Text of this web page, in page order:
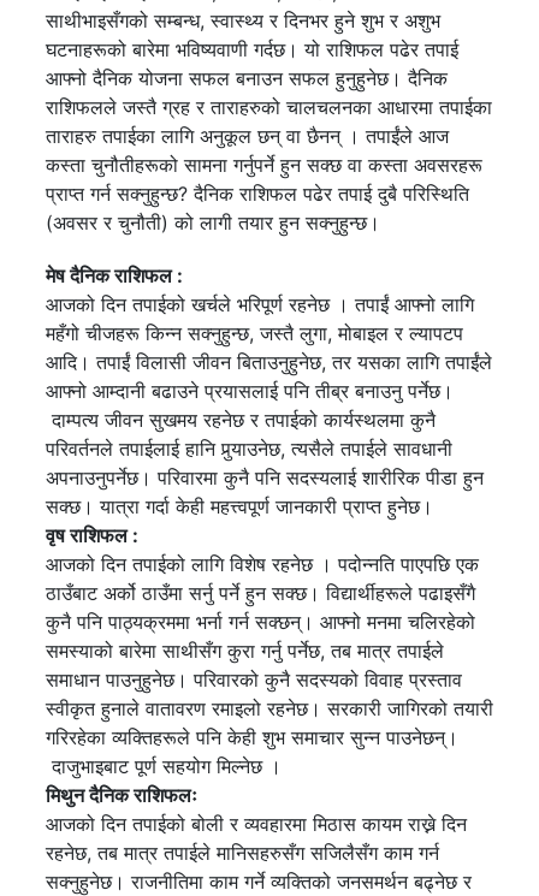
साथीभाइसँगको सम्बन्ध, स्वास्थ्य र दिनभर हुने शुभ र अशुभ
घटनाहरूको बारेमा भविष्यवाणी गर्दछ। यो राशिफल पढेर तपाई
आफ्नो दैनिक योजना सफल बनाउन सफल हुनुहुनेछ। दैनिक
राशिफलले जस्तै ग्रह र ताराहरुको चालचलनका आधारमा तपाईका
ताराहरु तपाईका लागि अनुकूल छन् वा छैनन् । तपाईंले आज
कस्ता चुनौतीहरूको सामना गर्नुपर्ने हुन सक्छ वा कस्ता अवसरहरू
प्राप्त गर्न सक्नुहुन्छ? दैनिक राशिफल पढेर तपाई दुबै परिस्थिति
(अवसर र चुनौती) को लागी तयार हुन सक्नुहुन्छ।
मेष दैनिक राशिफल :
आजको दिन तपाईको खर्चले भरिपूर्ण रहनेछ । तपाईं आफ्नो लागि
महँगो चीजहरू किन्न सक्नुहुन्छ, जस्तै लुगा, मोबाइल र ल्यापटप
आदि। तपाईं विलासी जीवन बिताउनुहुनेछ, तर यसका लागि तपाईंले
आफ्नो आम्दानी बढाउने प्रयासलाई पनि तीब्र बनाउनु पर्नेछ।
दाम्पत्य जीवन सुखमय रहनेछ र तपाईको कार्यस्थलमा कुनै
परिवर्तनले तपाईलाई हानि पुर्‍याउनेछ, त्यसैले तपाईले सावधानी
अपनाउनुपर्नेछ। परिवारमा कुनै पनि सदस्यलाई शारीरिक पीडा हुन
सक्छ। यात्रा गर्दा केही महत्त्वपूर्ण जानकारी प्राप्त हुनेछ।
वृष राशिफल :
आजको दिन तपाईको लागि विशेष रहनेछ । पदोन्नति पाएपछि एक
ठाउँबाट अर्को ठाउँमा सर्नु पर्ने हुन सक्छ। विद्यार्थीहरूले पढाइसँगै
कुनै पनि पाठ्यक्रममा भर्ना गर्न सक्छन्। आफ्नो मनमा चलिरहेको
समस्याको बारेमा साथीसँग कुरा गर्नु पर्नेछ, तब मात्र तपाईले
समाधान पाउनुहुनेछ। परिवारको कुनै सदस्यको विवाह प्रस्ताव
स्वीकृत हुनाले वातावरण रमाइलो रहनेछ। सरकारी जागिरको तयारी
गरिरहेका व्यक्तिहरूले पनि केही शुभ समाचार सुन्न पाउनेछन्।
दाजुभाइबाट पूर्ण सहयोग मिल्नेछ ।
मिथुन दैनिक राशिफलः
आजको दिन तपाईको बोली र व्यवहारमा मिठास कायम राख्ने दिन
रहनेछ, तब मात्र तपाईले मानिसहरुसँग सजिलैसँग काम गर्न
सक्नुहुनेछ। राजनीतिमा काम गर्ने व्यक्तिको जनसमर्थन बढ्नेछ र